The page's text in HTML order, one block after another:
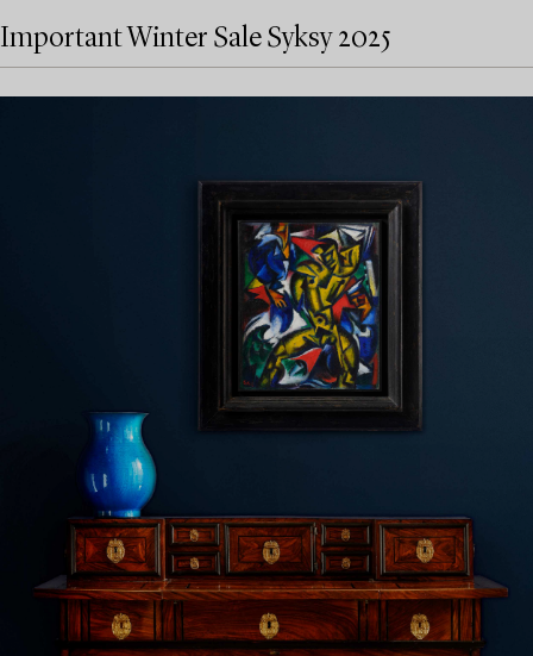
Important Winter Sale Syksy 2025